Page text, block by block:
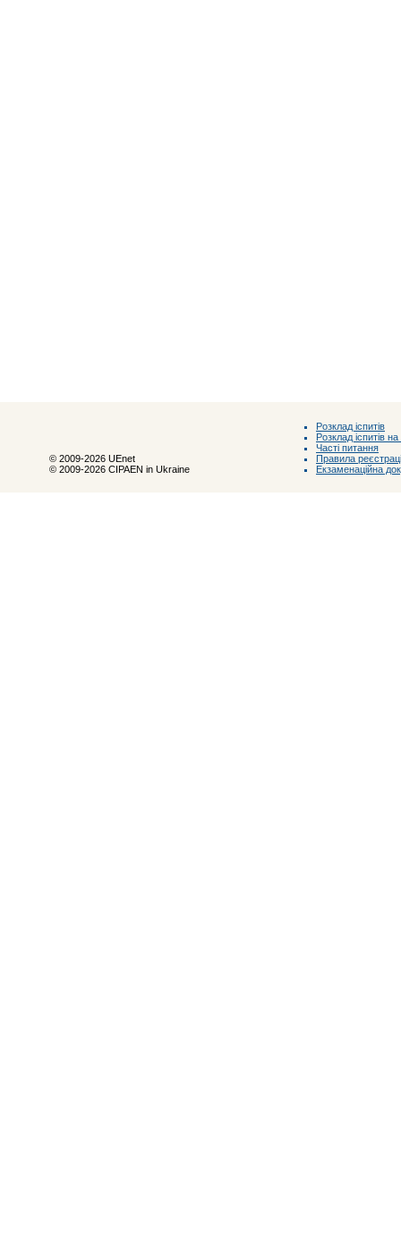
© 2009-2026 UEnet
© 2009-2026 CIPAEN in Ukraine
Розклад іспитів
Розклад іспитів
Часті питання
Правила
Екзаменаційна